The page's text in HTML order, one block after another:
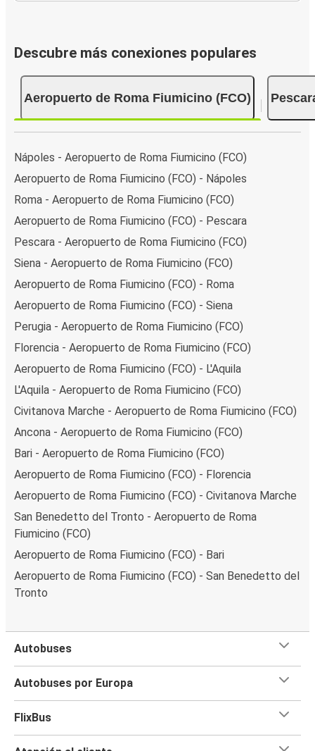
Descubre más conexiones populares
Aeropuerto de Roma Fiumicino (FCO)
Nápoles - Aeropuerto de Roma Fiumicino (FCO)
Aeropuerto de Roma Fiumicino (FCO) - Nápoles
Roma - Aeropuerto de Roma Fiumicino (FCO)
Aeropuerto de Roma Fiumicino (FCO) - Pescara
Pescara - Aeropuerto de Roma Fiumicino (FCO)
Siena - Aeropuerto de Roma Fiumicino (FCO)
Aeropuerto de Roma Fiumicino (FCO) - Roma
Aeropuerto de Roma Fiumicino (FCO) - Siena
Perugia - Aeropuerto de Roma Fiumicino (FCO)
Florencia - Aeropuerto de Roma Fiumicino (FCO)
Aeropuerto de Roma Fiumicino (FCO) - L'Aquila
L'Aquila - Aeropuerto de Roma Fiumicino (FCO)
Civitanova Marche - Aeropuerto de Roma Fiumicino (FCO)
Ancona - Aeropuerto de Roma Fiumicino (FCO)
Bari - Aeropuerto de Roma Fiumicino (FCO)
Aeropuerto de Roma Fiumicino (FCO) - Florencia
Aeropuerto de Roma Fiumicino (FCO) - Civitanova Marche
San Benedetto del Tronto - Aeropuerto de Roma
Fiumicino (FCO)
Aeropuerto de Roma Fiumicino (FCO) - Bari
Aeropuerto de Roma Fiumicino (FCO) - San Benedetto del
Tronto
Autobuses
Autobuses por Europa
FlixBus